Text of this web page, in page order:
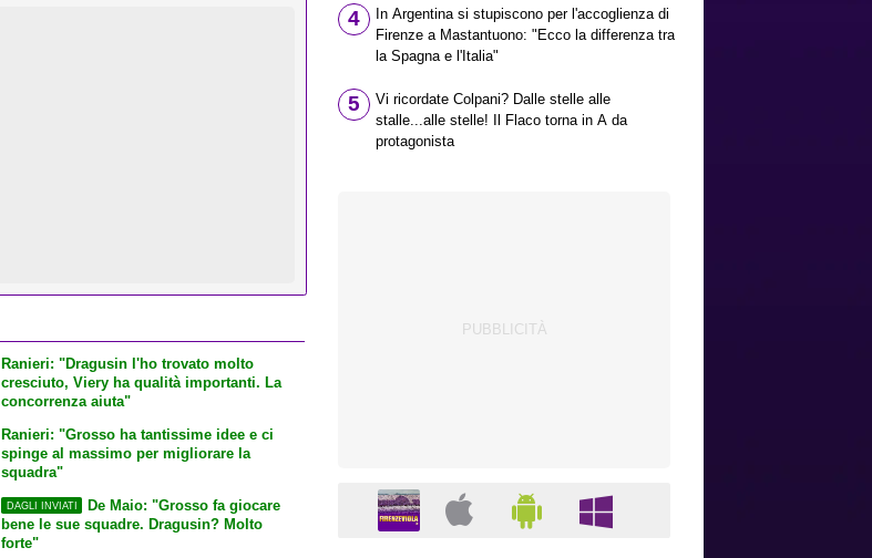
Ranieri: "Dragusin l'ho trovato molto
cresciuto, Viery ha qualità importanti. La
concorrenza aiuta"
Ranieri: "Grosso ha tantissime idee e ci
spinge al massimo per migliorare la
squadra"
DAGLI INVIATI
De Maio: "Grosso fa giocare
bene le sue squadre. Dragusin? Molto
forte"
4
In Argentina si stupiscono per l'accoglienza di
Firenze a Mastantuono: "Ecco la differenza tra
la Spagna e l'Italia"
5
Vi ricordate Colpani? Dalle stelle alle
stalle...alle stelle! Il Flaco torna in A da
protagonista